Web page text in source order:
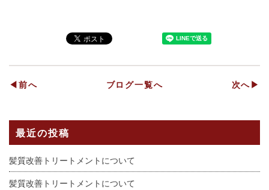
◀前へ ブログ一覧へ 次へ▶
最近の投稿
髪質改善トリートメントについて
髪質改善トリートメントについて